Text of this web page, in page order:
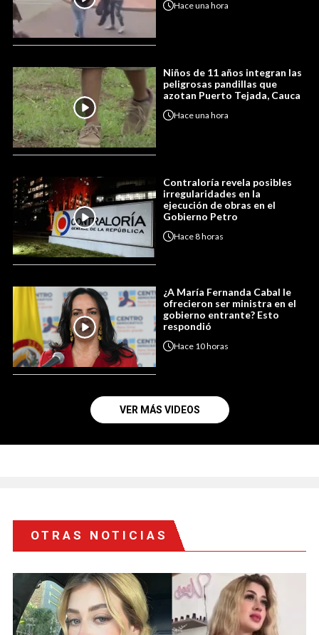
Haceuna hora
Niños de 11 años integran las
peligrosas pandillas que
azotan Puerto Tejada, Cauca
Haceuna hora
Contraloría revela posibles
irregularidades en la
ejecución de obras en el
Gobierno Petro
Hace8 horas
¿A María Fernanda Cabal le
ofrecieron ser ministra en el
gobierno entrante? Esto
respondió
Hace 10 horas
VER MÁS VIDEOS
OTRAS NOTICIAS